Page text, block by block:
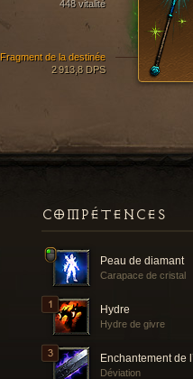
448 vitalité
Fragment de la destinée
2 913,8 DPS
COMPÉTENCES
Peau de diamant
Carapace de cristal
Hydre
Hydre de givre
Enchantement de
Déviation